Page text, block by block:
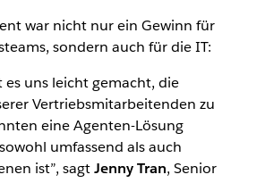
war nicht nur ein Gewinn für
sondern auch für die IT:
es uns leicht gemacht, die
Vertriebsmitarbeitenden zu
eine Agenten-Lösung
umfassend als auch
ist”, sagtJenny Tran, Senior